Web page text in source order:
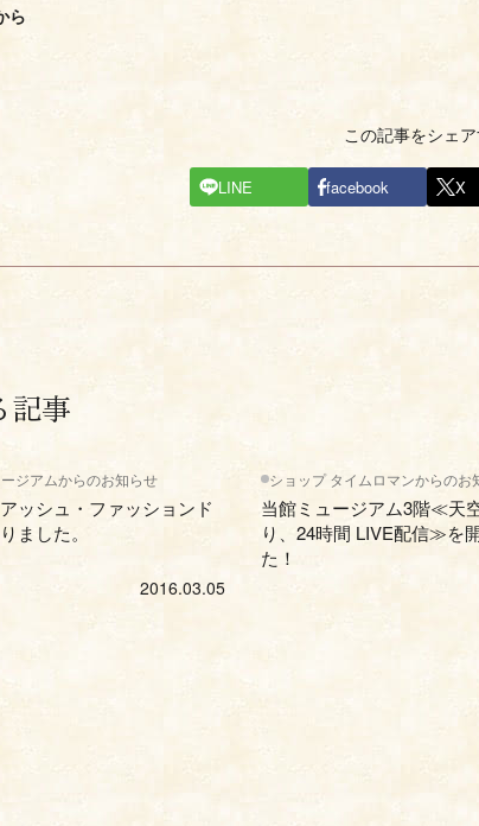
ら
この記事をシェ
LINE facebook X
記事
ジアムからのお知らせ
ッシュ・ファッションド
ました。
2016.03.05
ショップ タイムロマンからのお
当館ミュージアム3階≪天
り、24時間 LIVE配信≫を
た！